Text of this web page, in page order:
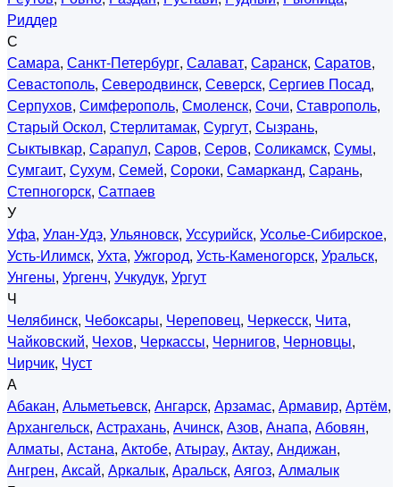
Риддер
С
Самара, Санкт-Петербург, Салават, Саранск, Саратов,
Севастополь, Северодвинск, Северск, Сергиев Посад,
Серпухов, Симферополь, Смоленск, Сочи, Ставрополь,
Старый Оскол, Стерлитамак, Сургут, Сызрань,
Сыктывкар, Сарапул, Саров, Серов, Соликамск, Сумы,
Сумгаит, Сухум, Семей, Сороки, Самарканд, Сарань,
Степногорск, Сатпаев
У
Уфа, Улан-Удэ, Ульяновск, Уссурийск, Усолье-Сибирское,
Усть-Илимск, Ухта, Ужгород, Усть-Каменогорск, Уральск,
Унгены, Ургенч, Учкудук, Ургут
Ч
Челябинск, Чебоксары, Череповец, Черкесск, Чита,
Чайковский, Чехов, Черкассы, Чернигов, Черновцы,
Чирчик, Чуст
А
Абакан, Альметьевск, Ангарск, Арзамас, Армавир, Артём,
Архангельск, Астрахань, Ачинск, Азов, Анапа, Абовян,
Алматы, Астана, Актобе, Атырау, Актау, Андижан,
Ангрен, Аксай, Аркалык, Аральск, Аягоз, Алмалык